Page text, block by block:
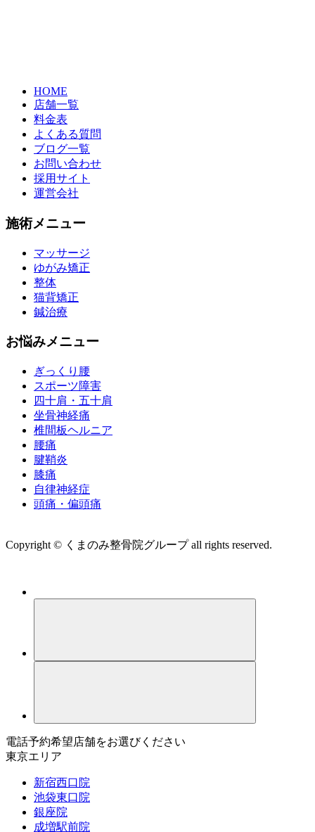
HOME
店舗一覧
料金表
よくある質問
ブログ一覧
お問い合わせ
採用サイト
運営会社
施術メニュー
マッサージ
ゆがみ矯正
整体
猫背矯正
鍼治療
お悩みメニュー
ぎっくり腰
スポーツ障害
四十肩・五十肩
坐骨神経痛
椎間板ヘルニア
腰痛
腱鞘炎
膝痛
自律神経症
頭痛・偏頭痛
Copyright © くまのみ整骨院グループ all rights reserved.
電話予約希望店舗をお選びください
東京エリア
新宿西口院
池袋東口院
銀座院
成増駅前院